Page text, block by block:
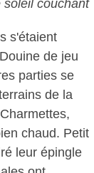
soleil couchant
s'étaient
de jeu
parties se
de la
chaud. Petit
leur épingle